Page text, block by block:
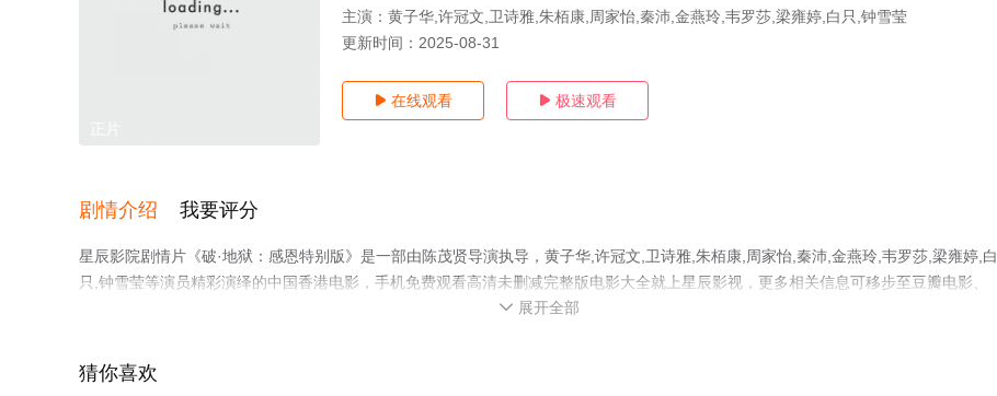
主演： 黄子华,许冠文,卫诗雅,朱栢康,周家怡,秦沛,金燕玲,韦罗莎,梁雍婷,白只,钟雪莹
更新时间： 2025-08-31
 在线观看  极速观看
剧情介绍 我要评分
星辰影院剧情片《破·地狱：感恩特别版》是一部由陈茂贤导演执导，黄子华,许冠文,卫诗雅,朱栢康,周家怡,秦沛,金燕玲,韦罗莎,梁雍婷,白
只,钟雪莹等演员精彩演绎的中国香港电影，手机免费观看高清未删减完整版电影大全就上星辰影视，更多相关信息可移步至豆瓣电影、
 展开全部
猜你喜欢